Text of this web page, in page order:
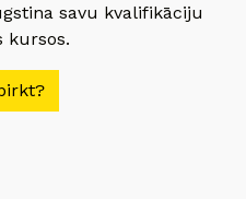
savu kvalifikāciju
kursos.